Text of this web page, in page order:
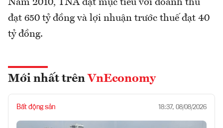
Năm 2010, TNA đặt mục tiêu với doanh thu
đạt 650 tỷ đồng và lợi nhuận trước thuế đạt 40
tỷ đồng.
Mới nhất trên VnEconomy
Bất động sản 18:37, 08/08/2026